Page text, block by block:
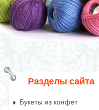
Разделы сайта
Букеты из конфет